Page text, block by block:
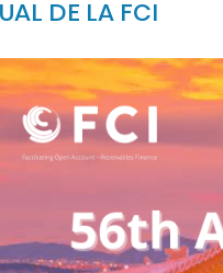
DE LA FCI